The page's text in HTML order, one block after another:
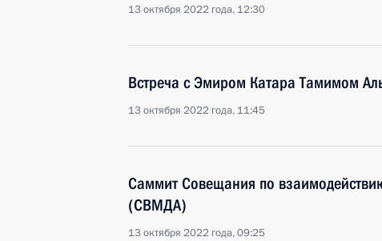
13 октября 2022 года, 12:30
Встреча с Эмиром Катара Тамимом
13 октября 2022 года, 11:45
Саммит Совещания по
(СВМДА)
13 октября 2022 года, 09:25